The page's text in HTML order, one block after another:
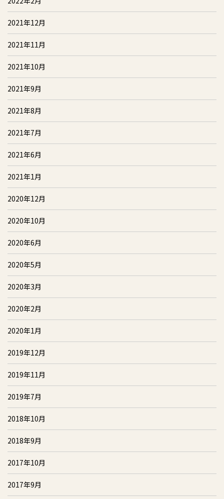
2021年12月
2021年11月
2021年10月
2021年9月
2021年8月
2021年7月
2021年6月
2021年1月
2020年12月
2020年10月
2020年6月
2020年5月
2020年3月
2020年2月
2020年1月
2019年12月
2019年11月
2019年7月
2018年10月
2018年9月
2017年10月
2017年9月